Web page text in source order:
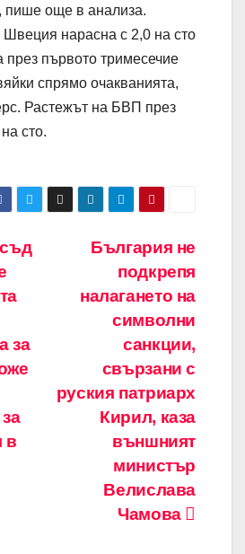
пише още в анализа.
Швеция нарасна с 2,0 на сто
през първото тримесечие
спрямо очакванията,
Растежът на БВП през
сто.
България не
подкрепя
налагането на
символни
санкции,
свързани с
руския патриарх
Кирил, каза
външният
министър
Велислава
Чамова
за
в